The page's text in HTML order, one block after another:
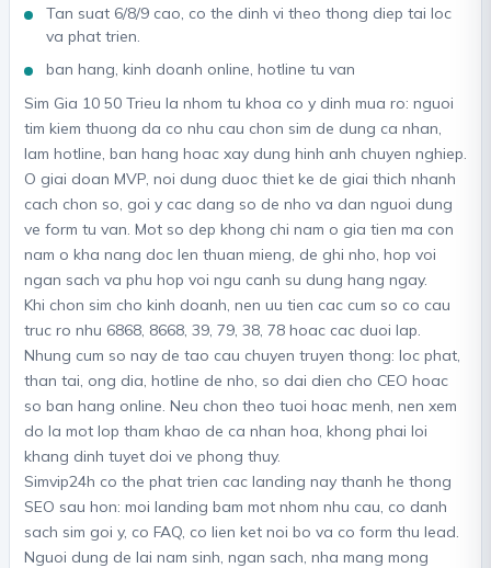
Tan suat 6/8/9 cao, co the dinh vi theo thong diep tai loc
va phat trien.
ban hang, kinh doanh online, hotline tu van
Sim Gia 10 50 Trieu la nhom tu khoa co y dinh mua ro: nguoi
tim kiem thuong da co nhu cau chon sim de dung ca nhan,
lam hotline, ban hang hoac xay dung hinh anh chuyen nghiep.
O giai doan MVP, noi dung duoc thiet ke de giai thich nhanh
cach chon so, goi y cac dang so de nho va dan nguoi dung
ve form tu van. Mot so dep khong chi nam o gia tien ma con
nam o kha nang doc len thuan mieng, de ghi nho, hop voi
ngan sach va phu hop voi ngu canh su dung hang ngay.
Khi chon sim cho kinh doanh, nen uu tien cac cum so co cau
truc ro nhu 6868, 8668, 39, 79, 38, 78 hoac cac duoi lap.
Nhung cum so nay de tao cau chuyen truyen thong: loc phat,
than tai, ong dia, hotline de nho, so dai dien cho CEO hoac
so ban hang online. Neu chon theo tuoi hoac menh, nen xem
do la mot lop tham khao de ca nhan hoa, khong phai loi
khang dinh tuyet doi ve phong thuy.
Simvip24h co the phat trien cac landing nay thanh he thong
SEO sau hon: moi landing bam mot nhom nhu cau, co danh
sach sim goi y, co FAQ, co lien ket noi bo va co form thu lead.
Nguoi dung de lai nam sinh, ngan sach, nha mang mong